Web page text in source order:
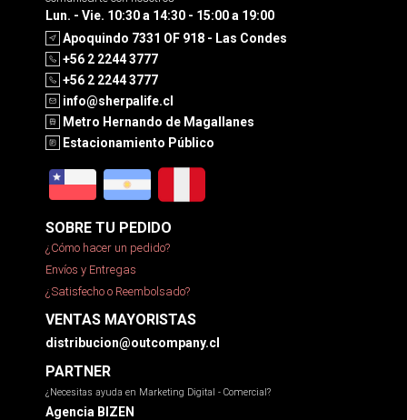
Lun. - Vie. 10:30 a 14:30 - 15:00 a 19:00
Apoquindo 7331 OF 918 - Las Condes
+56 2 2244 3777
+56 2 2244 3777
info@sherpalife.cl
Metro Hernando de Magallanes
Estacionamiento Público
SOBRE TU PEDIDO
¿Cómo hacer un pedido?
Envíos y Entregas
¿Satisfecho o Reembolsado?
VENTAS MAYORISTAS
distribucion@outcompany.cl
PARTNER
¿Necesitas ayuda en Marketing Digital - Comercial?
Agencia BIZEN